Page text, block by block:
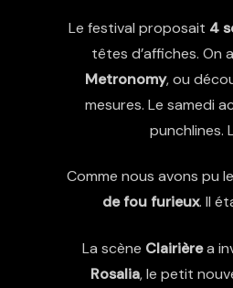
Le festival proposait 4
têtes d’affiches. On
Metronomy, ou
mesures. Le samedi
punchlines.
Comme nous avons pu
de fou furieux. Il
La scène Clairièrea
Rosalia, le petit